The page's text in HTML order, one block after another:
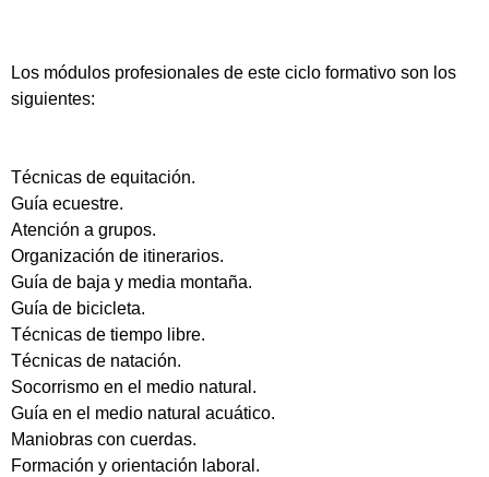
Los módulos profesionales de este ciclo formativo son los
siguientes:
Técnicas de equitación.
Guía ecuestre.
Atención a grupos.
Organización de itinerarios.
Guía de baja y media montaña.
Guía de bicicleta.
Técnicas de tiempo libre.
Técnicas de natación.
Socorrismo en el medio natural.
Guía en el medio natural acuático.
Maniobras con cuerdas.
Formación y orientación laboral.